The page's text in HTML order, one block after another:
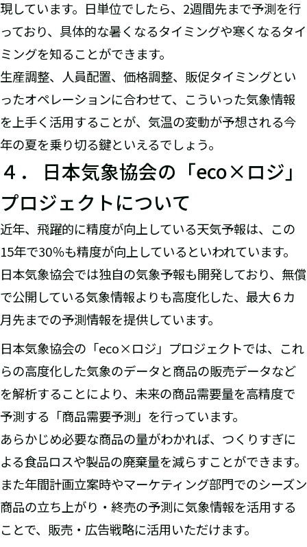
現しています。日単位でしたら、2週間先まで予測を行
っており、具体的な暑くなるタイミングや寒くなるタイ
ミングを知ることができます。
生産調整、人員配置、価格調整、販促タイミングとい
ったオペレーションに合わせて、こういった気象情報
を上手く活用することが、気温の変動が予想される今
年の夏を乗り切る鍵といえるでしょう。
４． 日本気象協会の「eco×ロジ」
プロジェクトについて
近年、飛躍的に精度が向上している天気予報は、この
15年で30％も精度が向上しているといわれています。
日本気象協会では独自の気象予報も開発しており、無償
で公開している気象情報よりも高度化した、最大６カ
月先までの予測情報を提供しています。
日本気象協会の「eco×ロジ」プロジェクトでは、これ
らの高度化した気象のデータと商品の販売データなど
を解析することにより、未来の商品需要量を高精度で
予測する「商品需要予測」を行っています。
あらかじめ必要な商品の量がわかれば、つくりすぎに
よる食品ロスや製品の廃棄量を減らすことができます。
また年間計画立案時やマーケティング部門でのシーズン
商品の立ち上がり・終売の予測に気象情報を活用する
ことで、販売・広告戦略に活用いただけます。